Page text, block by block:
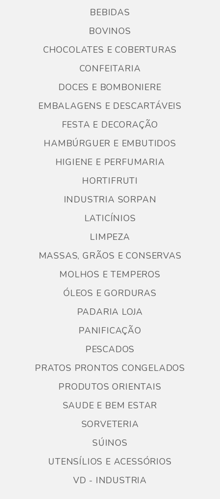
BEBIDAS
BOVINOS
CHOCOLATES E COBERTURAS
CONFEITARIA
DOCES E BOMBONIERE
EMBALAGENS E DESCARTÁVEIS
FESTA E DECORAÇÃO
HAMBÚRGUER E EMBUTIDOS
HIGIENE E PERFUMARIA
HORTIFRUTI
INDUSTRIA SORPAN
LATICÍNIOS
LIMPEZA
MASSAS, GRÃOS E CONSERVAS
MOLHOS E TEMPEROS
ÓLEOS E GORDURAS
PADARIA LOJA
PANIFICAÇÃO
PESCADOS
PRATOS PRONTOS CONGELADOS
PRODUTOS ORIENTAIS
SAUDE E BEM ESTAR
SORVETERIA
SÚINOS
UTENSÍLIOS E ACESSÓRIOS
VD - INDUSTRIA